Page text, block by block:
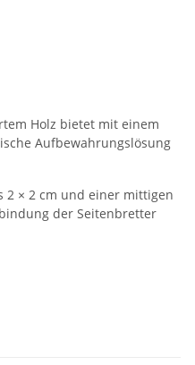
Holz bietet mit einem
Aufbewahrungslösung
2 × 2 cm und einer mittigen
der Seitenbretter